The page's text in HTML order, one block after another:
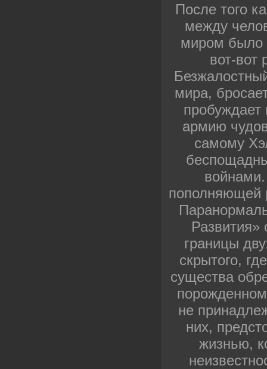
После того
между
миром было
вот-вот
мира,
армию
самому
пополняющей
Развития»
границы
скрытого,
существа
не
них,
жизнью,